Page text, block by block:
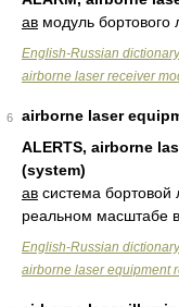
ав модуль бортового
English-Russian
airborne laser receiver
6
airborne laser
ALERTS, airborne
(system)
ав система
реальном масштабе
English-Russian
airborne laser equipment